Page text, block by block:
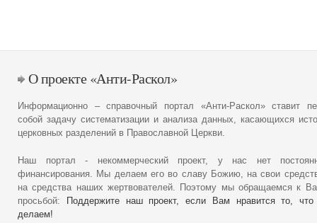
О проекте «Анти-Раскол»
Информационно – справочный портал «Анти-Раскол» ставит
собой задачу систематизации и анализа данных, касающихся
церковных разделений в Православной Церкви.
Наш портал - некоммерческий проект, у нас нет
финансирования. Мы делаем его во славу Божию, на свои
на средства наших жертвователей. Поэтому мы обращаемся к
просьбой:
Поддержите наш проект, если Вам нравится то,
делаем!